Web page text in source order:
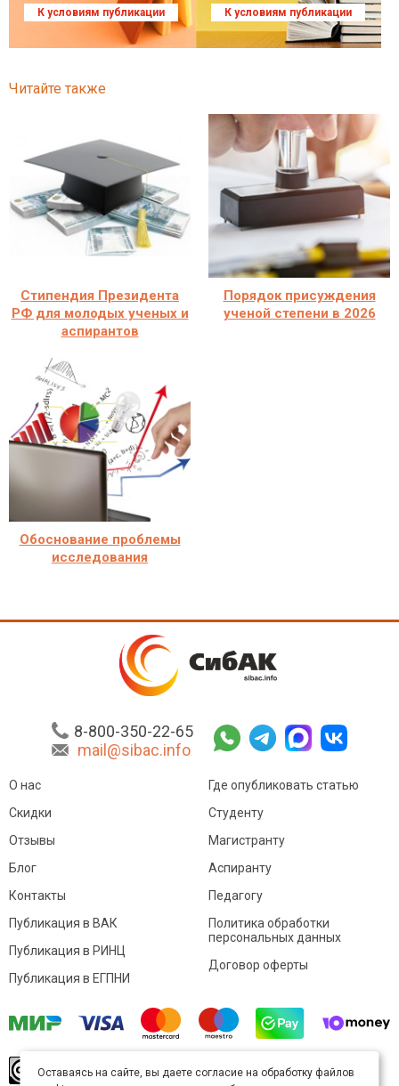
К условиям публикации К условиям публикации
Читайте также
Стипендия Президента
РФ для молодых ученых и
аспирантов
Порядок присуждения
ученой степени в 2026
Обоснование проблемы
исследования
8-800-350-22-65
mail@sibac.info
О нас
Скидки
Отзывы
Блог
Контакты
Где опубликовать статью
Студенту
Магистранту
Аспиранту
Педагогу
Публикация в ВАК
Публикация в РИНЦ
Публикация в ЕГПНИ
Политика обработки
персональных данных
Договор оферты
произведение доступно полицензии Creative
Оставаясь на сайте, вы даете согласие на обработку файлов